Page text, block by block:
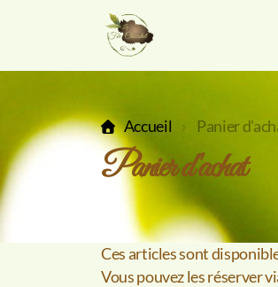
Accueil Panier
Panier d'achat
Ces articles sont
Vous pouvez les réserver